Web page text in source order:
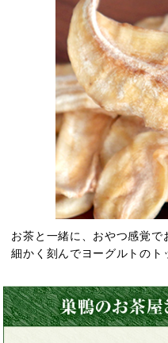
お茶と一緒に、おやつ感覚で
細かく刻んでヨーグルトのト